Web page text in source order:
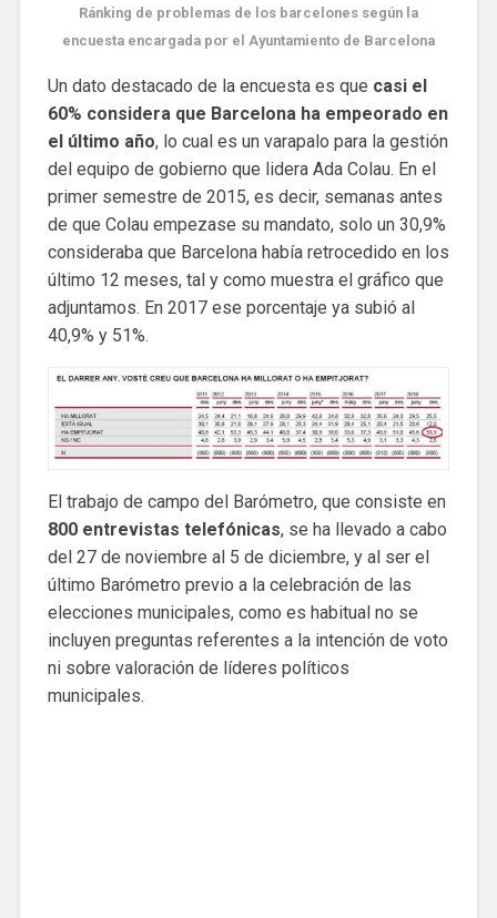
Ránking de problemas de los barcelones según la
encuesta encargada por el Ayuntamiento de Barcelona
Un dato destacado de la encuesta es que casi el
60% considera que Barcelona ha empeorado en
el último año, lo cual es un varapalo para la gestión
del equipo de gobierno que lidera Ada Colau. En el
primer semestre de 2015, es decir, semanas antes
de que Colau empezase su mandato, solo un 30,9%
consideraba que Barcelona había retrocedido en los
último 12 meses, tal y como muestra el gráfico que
adjuntamos. En 2017 ese porcentaje ya subió al
40,9% y 51%.
El trabajo de campo del Barómetro, que consiste en
800 entrevistas telefónicas, se ha llevado a cabo
del 27 de noviembre al 5 de diciembre, y al ser el
último Barómetro previo a la celebración de las
elecciones municipales, como es habitual no se
incluyen preguntas referentes a la intención de voto
ni sobre valoración de líderes políticos
municipales.